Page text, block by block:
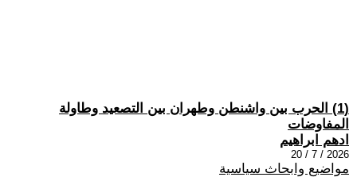
(1) الحرب بين واشنطن وطهران بين التصعيد وطاولة
المفاوضات
ادهم ابراهيم
2026 / 7 / 20
مواضيع وابحاث سياسية